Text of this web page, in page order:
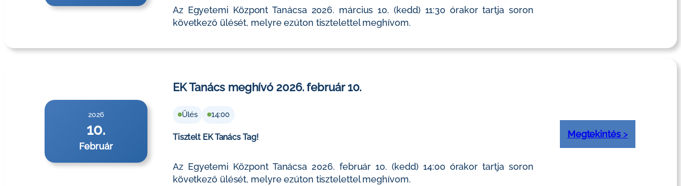
Az Egyetemi Központ Tanácsa 2026. március 10. (kedd) 11:30 órakor tartja soron
következő ülését, melyre ezúton tisztelettel meghívom.
2026
10.
Február
EK Tanács meghívó 2026. február 10.
Ülés 14:00
Tisztelt EK Tanács Tag!
Az Egyetemi Központ Tanácsa 2026. február 10. (kedd) 14:00 órakor tartja soron
következő ülését, melyre ezúton tisztelettel meghívom.
Megtekintés>